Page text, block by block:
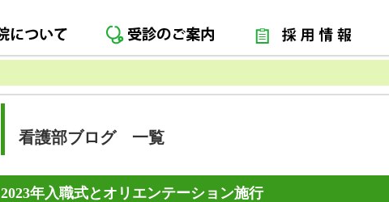
看護部ブログ 一覧
2023年入職式とオリエンテーション施行